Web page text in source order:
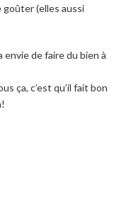
goûter (elles aussi
envie de faire du bien à
ça, c’est qu’il fait bon